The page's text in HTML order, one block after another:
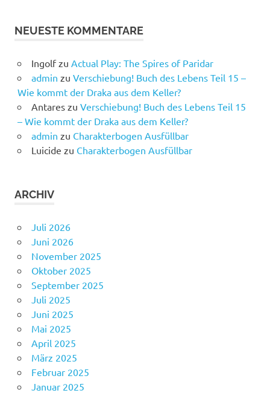
NEUESTE KOMMENTARE
Ingolfzu Actual Play: The Spires of Paridar
admin zu Verschiebung! Buch des Lebens Teil 15 –
Wie kommt der Draka aus dem Keller?
Antareszu Verschiebung! Buch des Lebens Teil 15
– Wie kommt der Draka aus dem Keller?
admin zu Charakterbogen Ausfüllbar
Luicide zu Charakterbogen Ausfüllbar
ARCHIV
Juli 2026
Juni 2026
November 2025
Oktober 2025
September 2025
Juli 2025
Juni 2025
Mai 2025
April 2025
März 2025
Februar 2025
Januar 2025